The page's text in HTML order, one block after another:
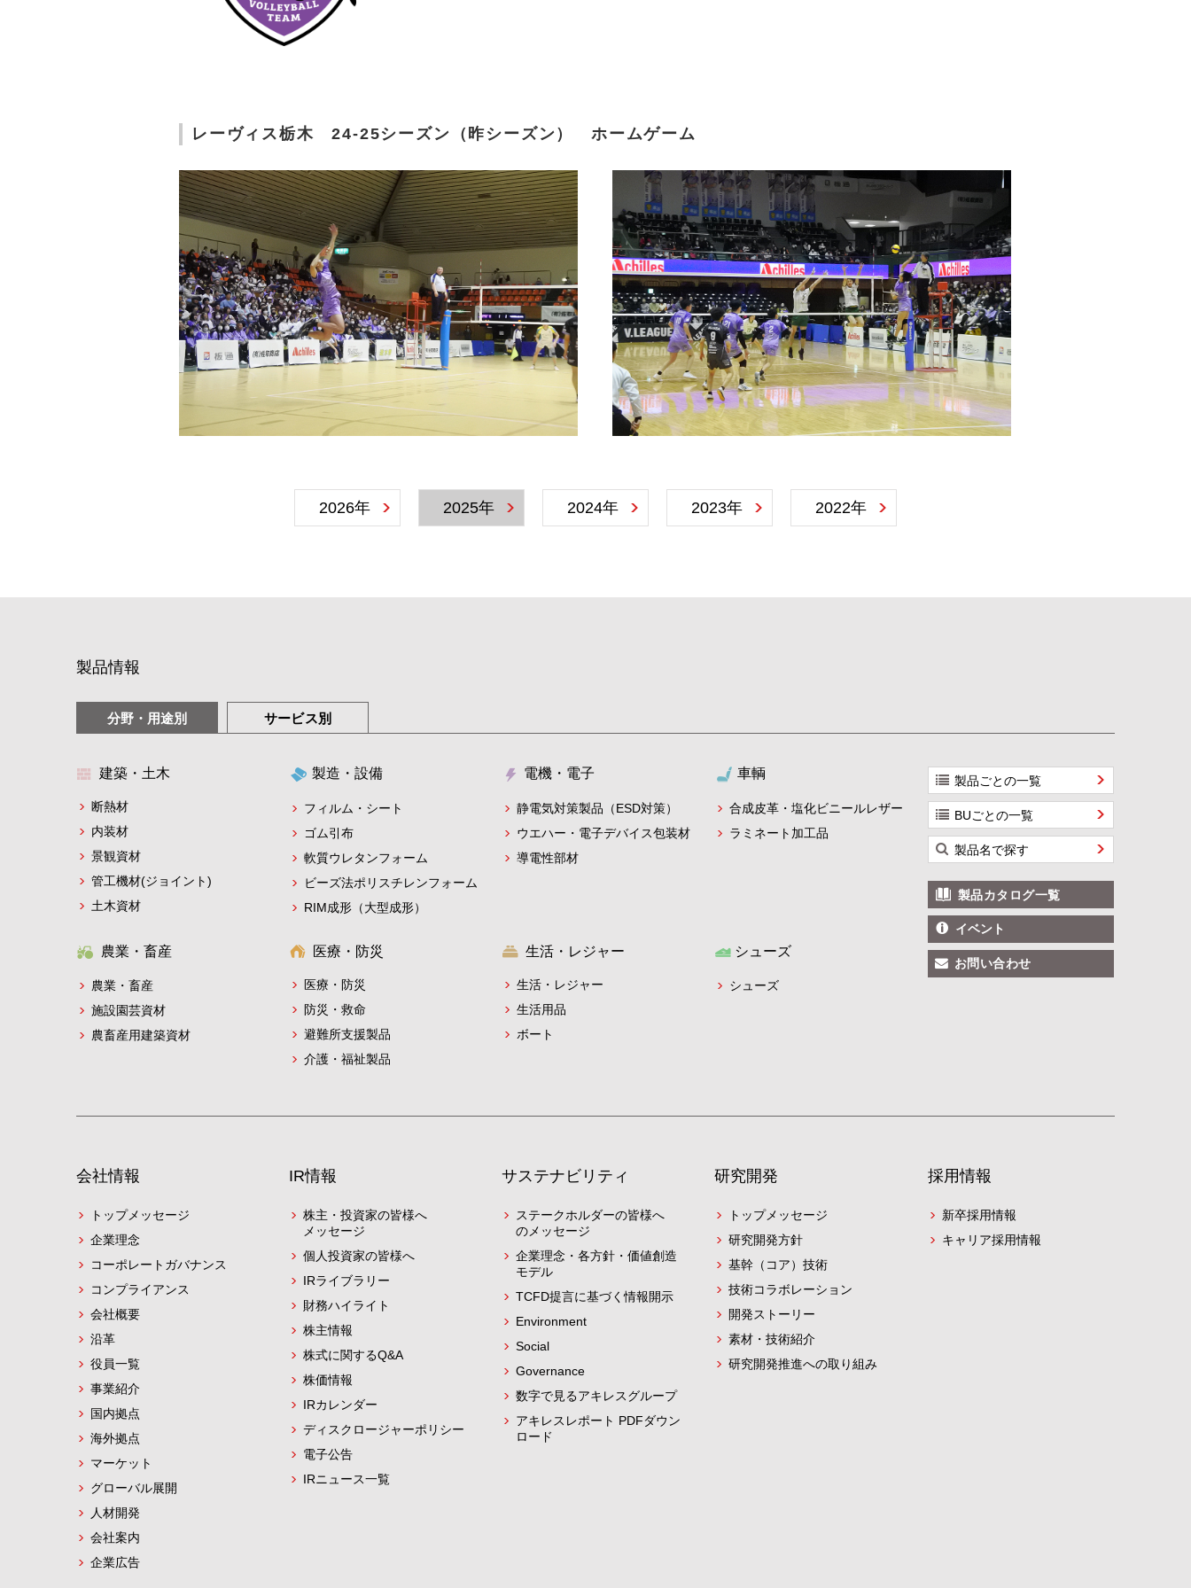
レーヴィス栃木 24-25シーズン （昨シーズン） ホームゲーム
2026年 2025年 2024年 2023年 2022年
製品情報
分野・用途別 サービス別
建築・土木
断熱材
内装材
景観資材
管工機材(ジョイント)
土木資材
製造・設備
フィルム・シート
ゴム引布
軟質ウレタンフォーム
ビーズ法ポリスチレンフォーム
RIM成形（大型成形）
電機・電子
静電気対策製品（ESD対策）
ウエハー・電子デバイス包装材
導電性部材
車輌
合成皮革・塩化ビニールレザー
ラミネート加工品
農業・畜産
農業・畜産
施設園芸資材
農畜産用建築資材
医療・防災
医療・防災
防災・救命
避難所支援製品
介護・福祉製品
生活・レジャー
生活・レジャー
生活用品
ボート
シューズ
シューズ
製品ごとの一覧
BUごとの一覧
製品名で探す
製品カタログ一覧
イベント
お問い合わせ
会社情報
トップメッセージ
企業理念
コーポレートガバナンス
コンプライアンス
会社概要
沿革
役員一覧
事業紹介
国内拠点
海外拠点
マーケット
グローバル展開
人材開発
会社案内
企業広告
IR情報
株主・投資家の皆様へ
メッセージ
個人投資家の皆様へ
IRライブラリー
財務ハイライト
株主情報
株式に関するQ&A
株価情報
IRカレンダー
ディスクロージャーポリシー
電子公告
IRニュース一覧
サステナビリティ
ステークホルダーの皆様へ
のメッセージ
企業理念・各方針・価値創造
モデル
TCFD提言に基づく情報開示
Environment
Social
Governance
数字で見るアキレスグループ
アキレスレポート PDFダウン
ロード
研究開発
トップメッセージ
研究開発方針
基幹（コア）技術
技術コラボレーション
開発ストーリー
素材・技術紹介
研究開発推進への取り組み
採用情報
新卒採用情報
キャリア採用情報